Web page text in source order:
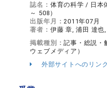
誌名： 体育の科学 / 日
～ 508）
出版年月：2011年07月
著者： 伊藤 章, 浦田 達也
掲載種別：記事・総説・
ウェブメディア）
外部サイトへのリン